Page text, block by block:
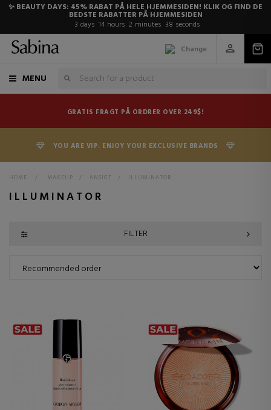
✨ BEAUTY DAYS: 45% RABAT PÅ HELE HJEMMESIDEN! KLIK OG FIND DE
BEDSTE RABATTER PÅ HJEMMESIDEN
3 days 14 hours 2 minutes 38 seconds
Change
MENU
GRATIS FRAGT PÅ ORDRER OVER 249$!
YOU ARE VIP. ENJOY YOUR EXCLUSIVE BRANDS
HOME > MAKEUP > ANSIGT > ILLUMINATOR
ILLUMINATOR
FILTER